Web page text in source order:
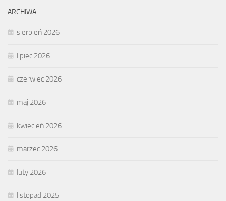
ARCHIWA
sierpień 2026
lipiec 2026
czerwiec 2026
maj 2026
kwiecień 2026
marzec 2026
luty 2026
listopad 2025